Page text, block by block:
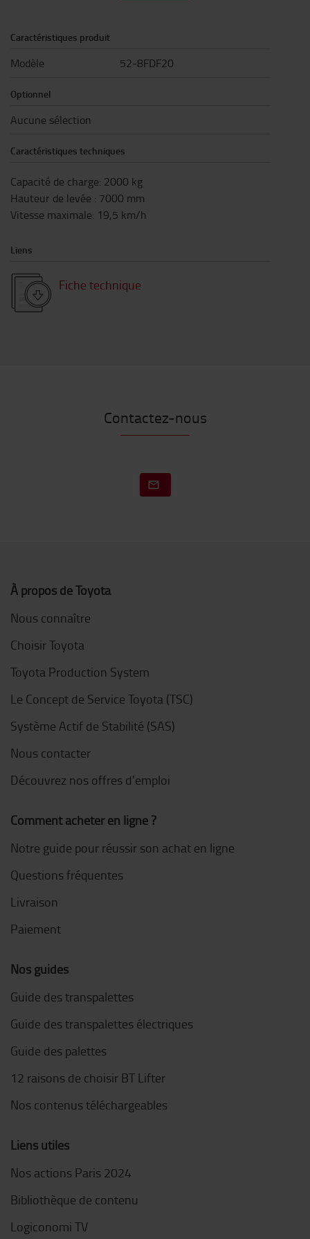
Caractéristiques produit
Modèle 52-8FDF20
Optionnel
Aucune sélection
Caractéristiques techniques
Capacité de charge: 2000 kg
Hauteur de levée : 7000 mm
Vitesse maximale: 19,5 km/h
Liens
Fiche technique
Contactez-nous
À propos de Toyota
Nous connaître
Choisir Toyota
Toyota Production System
Le Concept de Service Toyota (TSC)
Système Actif de Stabilité (SAS)
Nous contacter
Découvrez nos offres d'emploi
Comment acheter en ligne ?
Notre guide pour réussir son achat en ligne
Questions fréquentes
Livraison
Paiement
Nos guides
Guide des transpalettes
Guide des transpalettes électriques
Guide des palettes
12 raisons de choisir BT Lifter
Nos contenus téléchargeables
Liens utiles
Nos actions Paris 2024
Bibliothèque de contenu
Logiconomi TV